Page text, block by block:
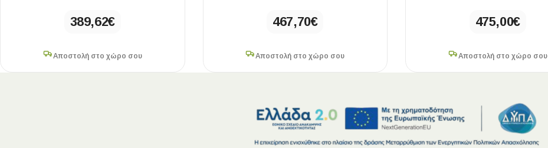
389,62€
Αποστολή στο χώρο σου
467,70€
Αποστολή στο χώρο σου
475,00€
Αποστολή στο χώρο σου